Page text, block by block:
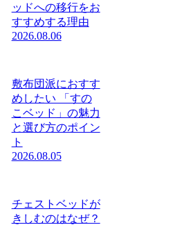
ッドへの移行をお
すすめする理由
2026.08.06
敷布団派におすす
めしたい 「すの
こベッド」の魅力
と選び方のポイン
ト
2026.08.05
チェストベッドが
きしむのはなぜ？